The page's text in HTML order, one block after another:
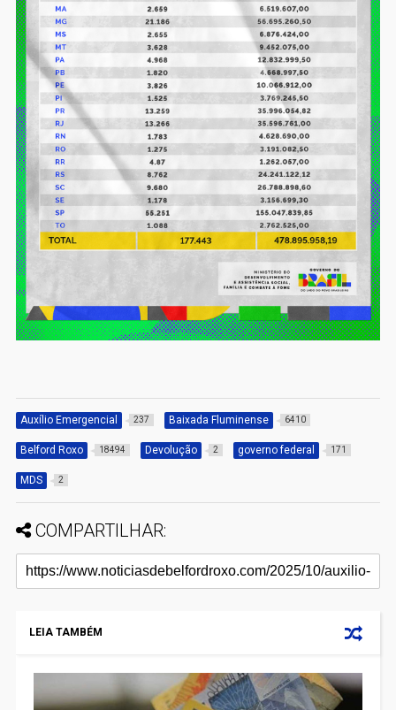
Auxílio Emergencial 237 Baixada Fluminense 6410
Belford Roxo 18494 Devolução 2 governo federal 171
MDS 2
COMPARTILHAR:
LEIA TAMBÉM